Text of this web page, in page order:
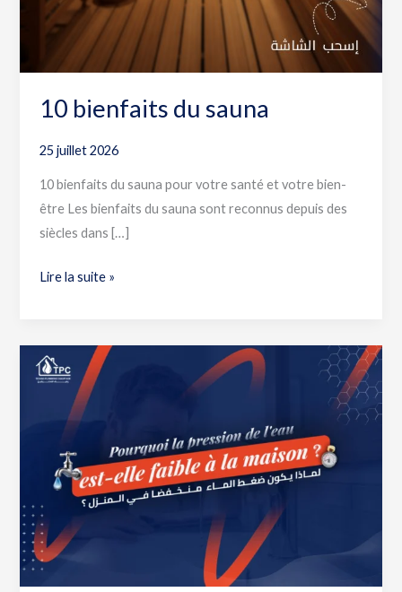
10 bienfaits du sauna
25 juillet 2026
10 bienfaits du sauna pour votre santé et votre bien-
être Les bienfaits du sauna sont reconnus depuis des
siècles dans […]
Lire la suite »
Pression
d’eau
maison
?
Nos
solutions
TPC